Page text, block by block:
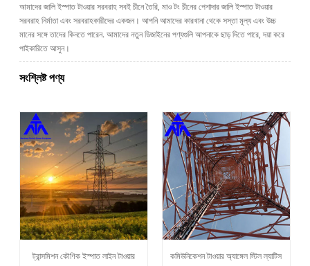
আমাদের জালি ইস্পাত টাওয়ার সরবরাহ সবই চীনে তৈরি, মাও টং চীনের পেশাদার জালি ইস্পাত টাওয়ার
সরবরাহ নির্মাতা এবং সরবরাহকারীদের একজন। আপনি আমাদের কারখানা থেকে সস্তা মূল্য এবং উচ্চ
মানের সঙ্গে তাদের কিনতে পারেন. আমাদের নতুন ডিজাইনের পণ্যগুলি আপনাকে ছাড় দিতে পারে, দয়া করে
পাইকারিতে আসুন।
সংশ্লিষ্ট পণ্য
ট্রান্সমিশন কৌণিক ইস্পাত লাইন টাওয়ার
কমিউনিকেশন টাওয়ার অ্যাঙ্গেল স্টিল ল্যাটিস